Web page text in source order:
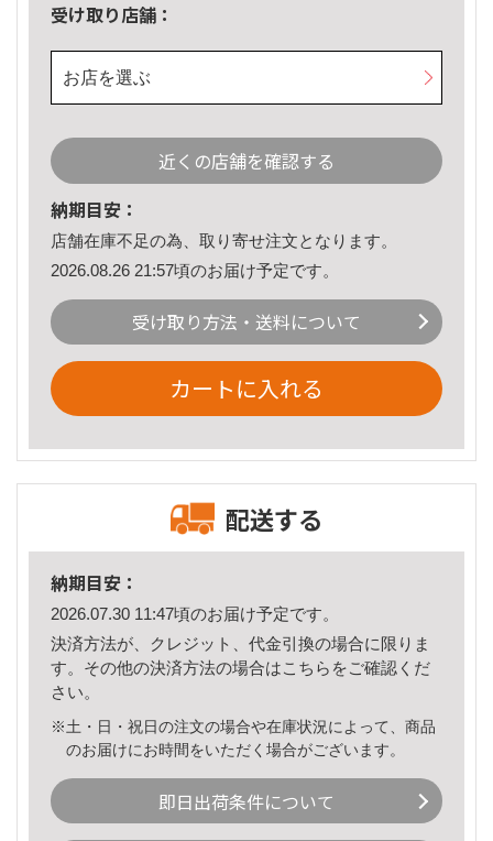
受け取り店舗：
お店を選ぶ
近くの店舗を確認する
納期目安：
店舗在庫不足の為、取り寄せ注文となります。
2026.08.26 21:57頃のお届け予定です。
受け取り方法・送料について
カートに入れる
配送する
納期目安：
2026.07.30 11:47頃のお届け予定です。
決済方法が、クレジット、代金引換の場合に限りま
す。その他の決済方法の場合はこちら をご確認くだ
さい。
※土・日・祝日の注文の場合や在庫状況によって、商品
のお届けにお時間をいただく場合がございます。
即日出荷条件について